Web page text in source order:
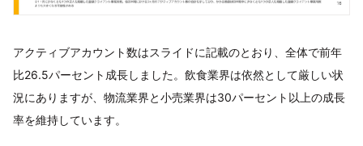
アクティブアカウント数はスライドに記載のとおり、全体で前年
比26.5パーセント成長しました。飲食業界は依然として厳しい状
況にありますが、物流業界と小売業界は30パーセント以上の成長
率を維持しています。